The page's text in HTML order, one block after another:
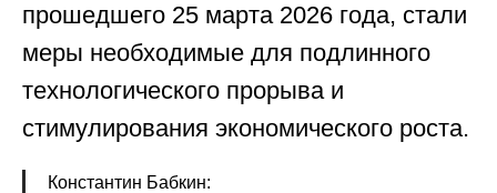
прошедшего 25 марта 2026 года, стали
меры необходимые для подлинного
технологического прорыва и
стимулирования экономического роста.
Константин Бабкин: